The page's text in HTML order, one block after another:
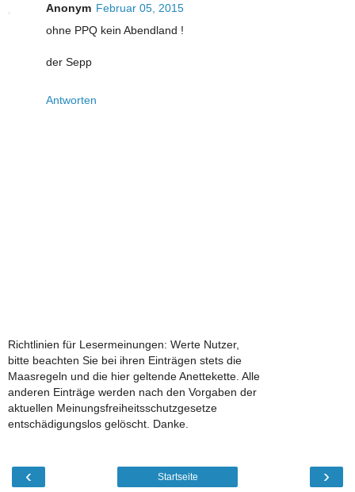
Anonym Februar 05, 2015
ohne PPQ kein Abendland !
der Sepp
Antworten
Richtlinien für Lesermeinungen: Werte Nutzer,
bitte beachten Sie bei ihren Einträgen stets die
Maasregeln und die hier geltende Anettekette. Alle
anderen Einträge werden nach den Vorgaben der
aktuellen Meinungsfreiheitsschutzgesetze
entschädigungslos gelöscht. Danke.
‹ ›
Startseite